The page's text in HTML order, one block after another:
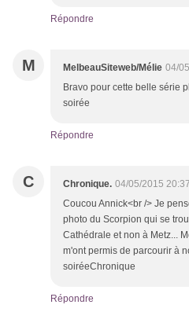
Répondre
M MelbeauSiteweb/Mélie 04/
Bravo pour cette belle série
soirée
Répondre
C Chronique. 04/05/2015 20:37
Coucou Annick<br /> Je
photo du Scorpion qui se
Cathédrale et non à Metz...
m'ont permis de parcourir à
soiréeChronique
Répondre